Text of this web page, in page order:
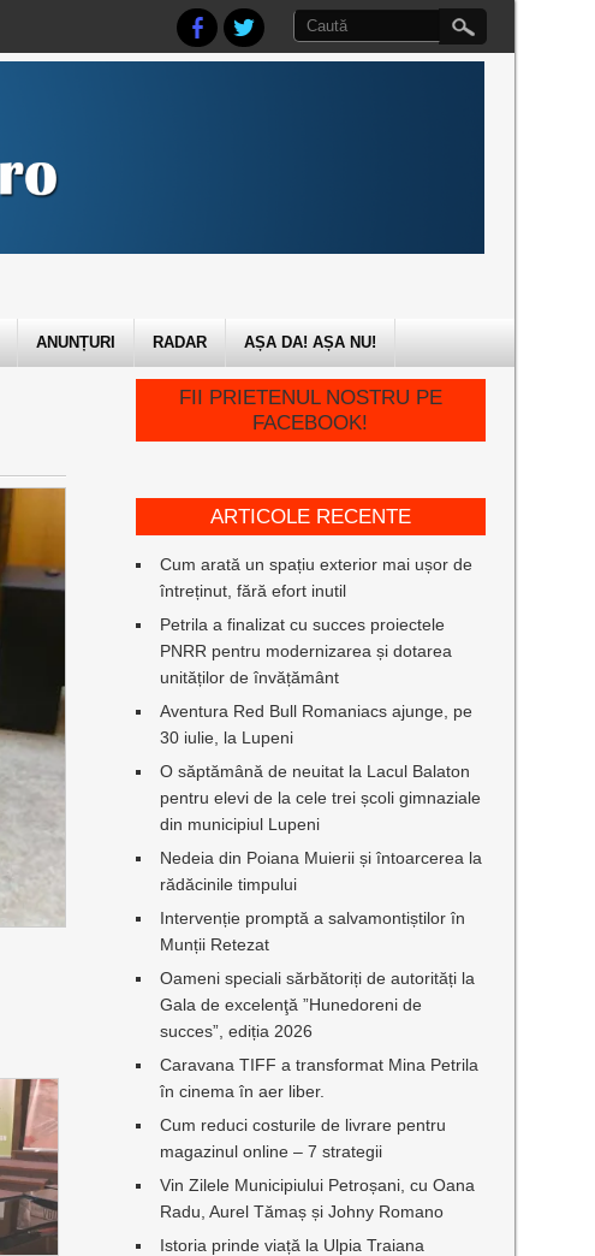
ANUNȚURI RADAR AȘA DA! AȘA NU!
FII PRIETENUL NOSTRU PE
FACEBOOK!
ARTICOLE RECENTE
Cum arată un spațiu exterior mai ușor de
întreținut, fără efort inutil
Petrila a finalizat cu succes proiectele
PNRR pentru modernizarea și dotarea
unităților de învățământ
Aventura Red Bull Romaniacs ajunge, pe
30 iulie, la Lupeni
O săptămână de neuitat la Lacul Balaton
pentru elevi de la cele trei școli gimnaziale
din municipiul Lupeni
Nedeia din Poiana Muierii și întoarcerea la
rădăcinile timpului
Intervenție promptă a salvamontiștilor în
Munții Retezat
Oameni speciali sărbătoriți de autorități la
Gala de excelenţă ”Hunedoreni de
succes”, ediția 2026
Caravana TIFF a transformat Mina Petrila
în cinema în aer liber.
Cum reduci costurile de livrare pentru
magazinul online – 7 strategii
Vin Zilele Municipiului Petroșani, cu Oana
Radu, Aurel Tămaș și Johny Romano
Istoria prinde viață la Ulpia Traiana